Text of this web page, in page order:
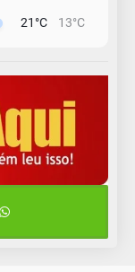
21°C 13°C
16°C 13°C